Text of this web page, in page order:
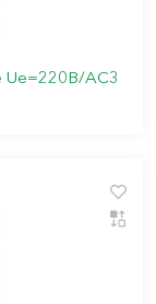
Ue=220В/АС3